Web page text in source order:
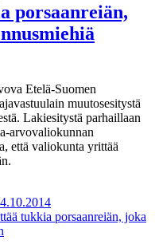
porsaanreiän,
Etelä-Suomen
muutosesitystä
Lakiesitystä parhaillaan
arvovaliokunnan
että valiokunta yrittää
tukkia porsaanreiän, joka